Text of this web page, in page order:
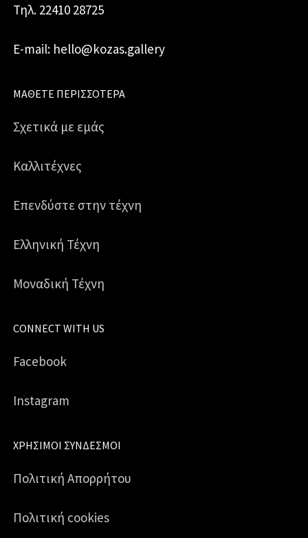
Τηλ. 22410 28725
E-mail: hello@kozas.gallery
ΜΆΘΕΤΕ ΠΕΡΙΣΣΌΤΕΡΑ
Σχετικά με εμάς
Καλλιτέχνες
Επενδύστε στην τέχνη
Ελληνική Τέχνη
Μοναδική Τέχνη
CONNECT WITH US
Facebook
Instagram
ΧΡΉΣΙΜΟΙ ΣΎΝΔΕΣΜΟΙ
Πολιτική Απορρήτου
Πολιτική cookies